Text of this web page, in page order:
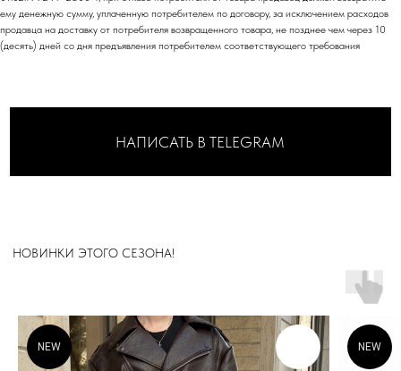
ему денежную сумму, уплаченную потребителем по договору, за исключением расходов
продавца на доставку от потребителя возвращенного товара, не позднее чем через 10
(десять) дней со дня предъявления потребителем соответствующего требования
NEW NEW
Адрес: м. Пушкинская/Маяковская
Телефон: +7 (903) 577-33-99
Телефон: +7 (903) 577-33-99
В ЦЕНТРЕ СТОЛИЦЫ
*Запрещен на территории РФ
КОНСУЛЬТАНТЫ-СТИЛИСТЫ